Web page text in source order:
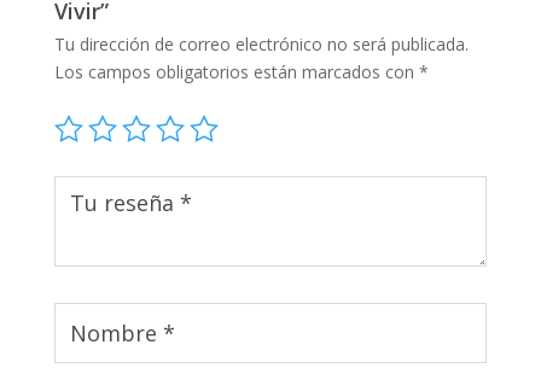
Vivir”
Tu dirección de correo electrónico no será publicada.
Los campos obligatorios están marcados con *